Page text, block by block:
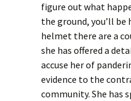
figure out what
the ground, you’ll
helmet there are a
she has offered a
accuse her of
evidence to the
community. She has